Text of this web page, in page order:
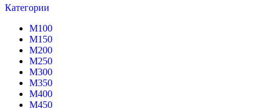
Категории
М100
М150
М200
М250
М300
М350
М400
М450